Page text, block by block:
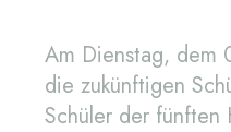
Am Dienstag, dem
die zukünftigen
Schüler der fünften